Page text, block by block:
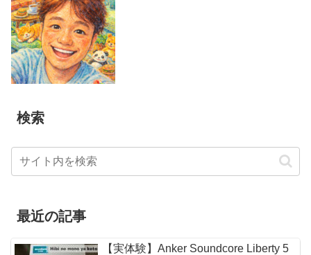
検索
最近の記事
【実体験】Anker Soundcore Liberty 5